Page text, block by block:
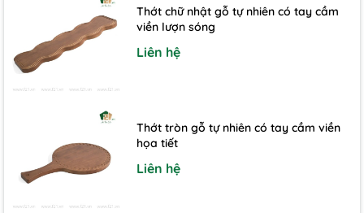
Thớt chữ nhật gỗ tự nhiên có tay cầm
viền lượn sóng
Liên hệ
Thớt tròn gỗ tự nhiên có tay cầm viền
họa tiết
Liên hệ